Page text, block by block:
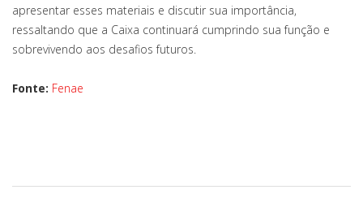
apresentar esses materiais e discutir sua importância,
ressaltando que a Caixa continuará cumprindo sua função e
sobrevivendo aos desafios futuros.
Fonte: Fenae